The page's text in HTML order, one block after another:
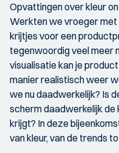
Opvattingen over kleur
Werkten we vroeger met
krijtjes voor een
tegenwoordig veel meer
visualisatie kan je
manier realistisch weer
we nu daadwerkelijk? Is
scherm daadwerkelijk de
krijgt? In deze
van kleur, van de trends